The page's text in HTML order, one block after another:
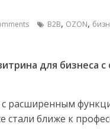
B2B, OZON,
для бизнеса
с расширенным
стали ближе к